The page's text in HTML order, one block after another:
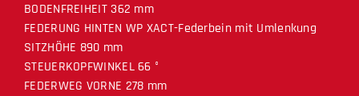
BODENFREIHEIT 362 mm
FEDERUNG HINTEN WP XACT-Federbein mit Umlenkung
SITZHÖHE 890 mm
STEUERKOPFWINKEL 66 °
FEDERWEG VORNE 278 mm